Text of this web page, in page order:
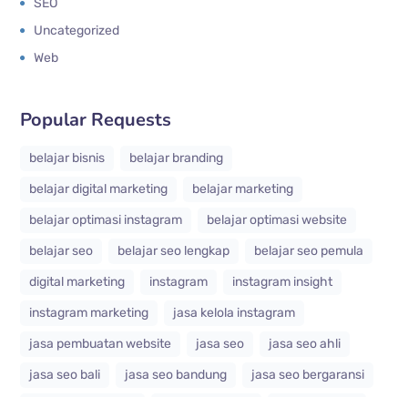
SEO
Uncategorized
Web
Popular Requests
belajar bisnis
belajar branding
belajar digital marketing
belajar marketing
belajar optimasi instagram
belajar optimasi website
belajar seo
belajar seo lengkap
belajar seo pemula
digital marketing
instagram
instagram insight
instagram marketing
jasa kelola instagram
jasa pembuatan website
jasa seo
jasa seo ahli
jasa seo bali
jasa seo bandung
jasa seo bergaransi